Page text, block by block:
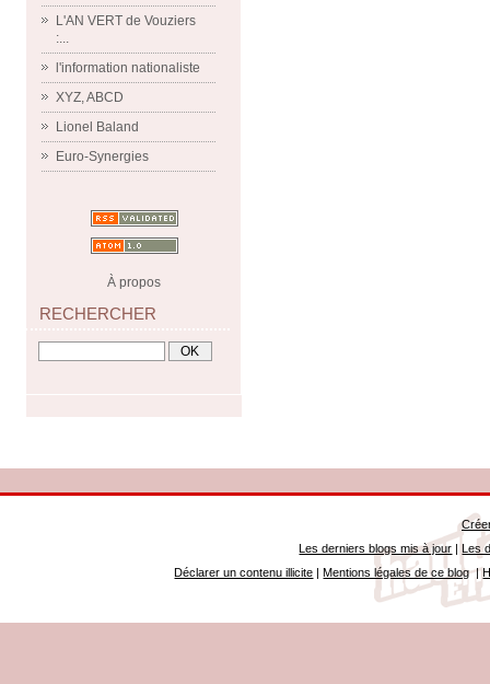
L'AN VERT de Vouziers
:...
l'information nationaliste
XYZ, ABCD
Lionel Baland
Euro-Synergies
À propos
RECHERCHER
Les derniers blogs mis à jour |Les
Déclarer un contenu illicite |Mentions légales de ce blog|